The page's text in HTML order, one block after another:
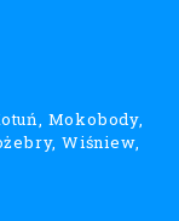
Mokobody,
Wiśniew,